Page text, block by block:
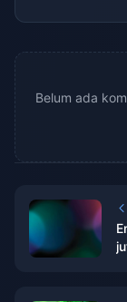
Belum ada